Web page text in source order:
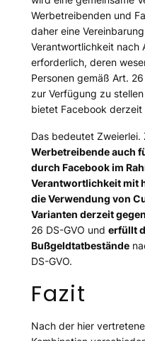
Werbetreibenden und
daher eine
Verantwortlichkeit nach
erforderlich, deren
Personen gemäß Art.
zur Verfügung zu
bietet Facebook
Das bedeutet Zweierlei.
Werbetreibende auch
durch Facebook im
Verantwortlichkeit mit
die Verwendung von
Varianten derzeit
26 DS-GVO und erfüllt
Bußgeldtatbestände
DS-GVO.
Fazit
Nach der hier